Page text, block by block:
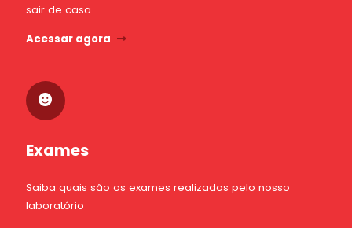
sair de casa
Acessar agora
Exames
Saiba quais são os exames realizados pelo nosso
laboratório